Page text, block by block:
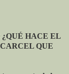
HACE EL
QUE